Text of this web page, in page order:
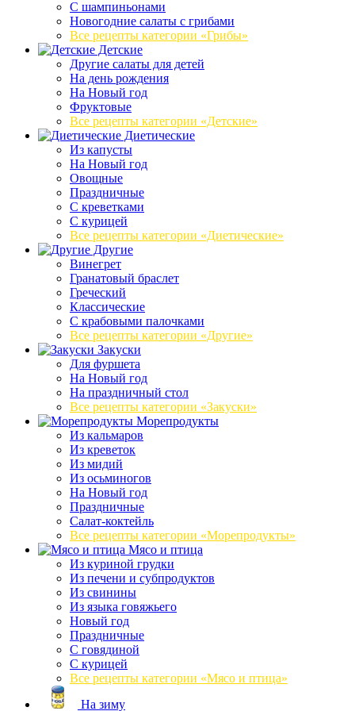
C шампиньонами
Новогодние салаты с грибами
Все рецепты категории «Грибы»
Детские
Другие салаты для детей
На день рождения
На Новый год
Фруктовые
Все рецепты категории «Детские»
Диетические
Из капусты
На Новый год
Овощные
Праздничные
С креветками
С курицей
Все рецепты категории «Диетические»
Другие
Винегрет
Гранатовый браслет
Греческий
Классические
С крабовыми палочками
Все рецепты категории «Другие»
Закуски
Для фуршета
На Новый год
На праздничный стол
Все рецепты категории «Закуски»
Морепродукты
Из кальмаров
Из креветок
Из мидий
Из осьминогов
На Новый год
Праздничные
Салат-коктейль
Все рецепты категории «Морепродукты»
Мясо и птица
Из куриной грудки
Из печени и субпродуктов
Из свинины
Из языка говяжьего
Новый год
Праздничные
С говядиной
С курицей
Все рецепты категории «Мясо и птица»
На зиму